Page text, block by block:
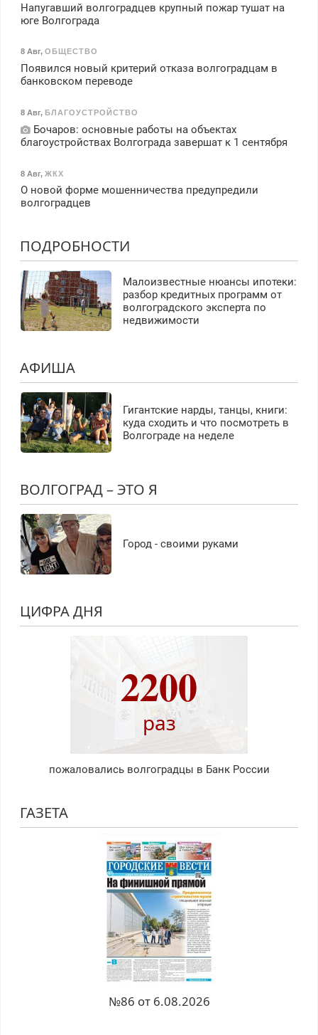
Напугавший волгоградцев крупный пожар тушат на
юге Волгограда
8 Авг, ОБЩЕСТВО
Появился новый критерий отказа волгоградцам в
банковском переводе
8 Авг, БЛАГОУСТРОЙСТВО
Бочаров: основные работы на объектах
благоустройствах Волгограда завершат к 1 сентября
8 Авг, ЖКХ
О новой форме мошенничества предупредили
волгоградцев
ПОДРОБНОСТИ
Малоизвестные нюансы ипотеки:
разбор кредитных программ от
волгоградского эксперта по
недвижимости
АФИША
Гигантские нарды, танцы, книги:
куда сходить и что посмотреть в
Волгограде на неделе
ВОЛГОГРАД – ЭТО Я
Город - своими руками
ЦИФРА ДНЯ
2200
раз
пожаловались волгоградцы в Банк России
ГАЗЕТА
№86 от 6.08.2026